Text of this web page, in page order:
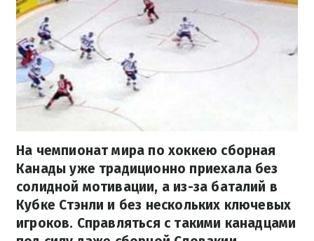
На чемпионат мира по хоккею сборная
Канады уже традиционно приехала без
солидной мотивации, а из-за баталий в
Кубке Стэнли и без нескольких ключевых
игроков. Справляться с такими канадцами